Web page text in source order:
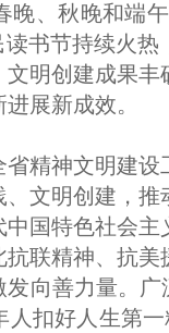
晚、秋晚和端
书节持续火
明创建成果
展新成效。
精神文明建
文明创建，
国特色社会
联精神、抗
向善力量。
人扣好人生第